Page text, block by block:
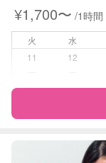
¥1,700〜 /1時間
火 水
11
12
料金